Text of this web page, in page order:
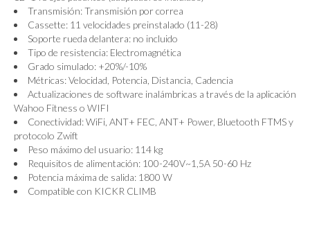
Transmisión: Transmisión por correa
Cassette: 11 velocidades preinstalado (11-28)
Soporte rueda delantera: no incluido
Tipo de resistencia: Electromagnética
Grado simulado: +20%/-10%
Métricas: Velocidad, Potencia, Distancia, Cadencia
Actualizaciones de software inalámbricas a través de la aplicación
Wahoo Fitness o WIFI
Conectividad: WiFi, ANT+ FEC, ANT+ Power, Bluetooth FTMS y
protocolo Zwift
Peso máximo del usuario: 114 kg
Requisitos de alimentación: 100-240V~1,5A 50-60 Hz
Potencia máxima de salida: 1800 W
Compatible con KICKR CLIMB